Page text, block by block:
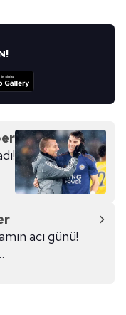
çeşitli kişisel
çerezler bilgi
daha işlevsel
yönelik
yer alan panel
ilişkin detaylı bilgi
Bilgilendirme
Kanunu uyarınca
ve sitemizde
acı günü!